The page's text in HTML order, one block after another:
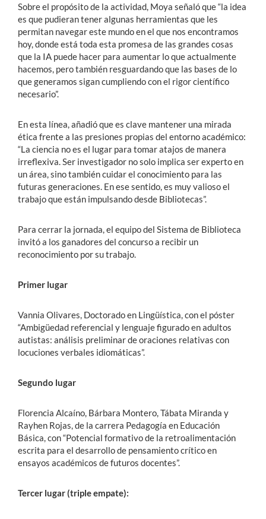
Sobre el propósito de la actividad, Moya señaló que “la idea
es que pudieran tener algunas herramientas que les
permitan navegar este mundo en el que nos encontramos
hoy, donde está toda esta promesa de las grandes cosas
que la IA puede hacer para aumentar lo que actualmente
hacemos, pero también resguardando que las bases de lo
que generamos sigan cumpliendo con el rigor científico
necesario”.
En esta línea, añadió que es clave mantener una mirada
ética frente a las presiones propias del entorno académico:
“La ciencia no es el lugar para tomar atajos de manera
irreflexiva. Ser investigador no solo implica ser experto en
un área, sino también cuidar el conocimiento para las
futuras generaciones. En ese sentido, es muy valioso el
trabajo que están impulsando desde Bibliotecas”.
Para cerrar la jornada, el equipo del Sistema de Biblioteca
invitó a los ganadores del concurso a recibir un
reconocimiento por su trabajo.
Primer lugar
Vannia Olivares, Doctorado en Lingüística, con el póster
“Ambigüedad referencial y lenguaje figurado en adultos
autistas: análisis preliminar de oraciones relativas con
locuciones verbales idiomáticas”.
Segundo lugar
Florencia Alcaíno, Bárbara Montero, Tábata Miranda y
Rayhen Rojas, de la carrera Pedagogía en Educación
Básica, con “Potencial formativo de la retroalimentación
escrita para el desarrollo de pensamiento crítico en
ensayos académicos de futuros docentes”.
Tercer lugar (triple empate):